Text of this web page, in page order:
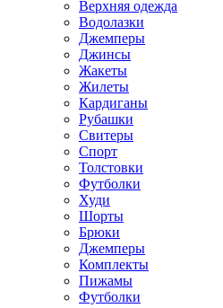
Верхняя одежда
Водолазки
Джемперы
Джинсы
Жакеты
Жилеты
Кардиганы
Рубашки
Свитеры
Спорт
Толстовки
Футболки
Худи
Шорты
Брюки
Джемперы
Комплекты
Пижамы
Футболки